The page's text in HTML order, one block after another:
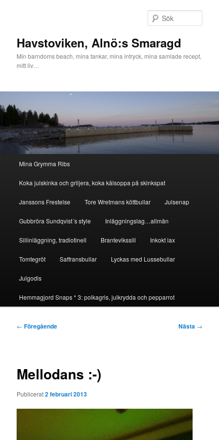
Havstoviken, Alnö:s Smaragd
Min barndoms beach, mina tankar, mina intryck, mina samlade recept,
mitt liv…
Mina Grymma Ribs
Koka julskinka och griljera, koka kålsoppa på skinkspat
Janssons Frestelse Tore Wretmans köttbullar Julsenap
Gubbröra Sundqvist´s style Inläggningslag…allmän
Sillinläggning, tradiotinell Brantevikssill Inkokt lax
Tomtegröt Saffransbullar Lyckas med Lussebullar
Julgodis
Hemmagjord Snaps * 3: polkagris, julkrydda och pepparrot
Inläggsnavigering
← Föregående Nästa →
Mellodans :-)
Publicerat2 februari 2013